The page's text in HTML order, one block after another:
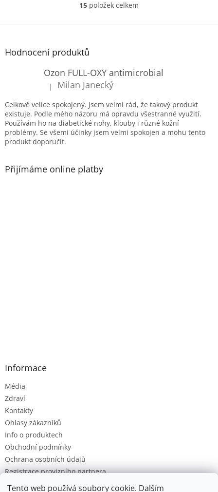
Tento web používá soubory cookie. Dalším
O
l
í
p
r
v
k
y
v
ý
15 položek celkem
Z
Hodnocení produktů
Ozon FULL-OXY antimicrobial
Hodnocení produktu je 5 z 5 hvězdiček.
| Milan Janecký
Celkově velice spokojený. Jsem velmi rád, že takový produkt
existuje. Podle mého názoru má opravdu všestranné využití.
Používám ho na diabetické nohy, klouby i různé kožní
problémy. Se všemi účinky jsem velmi spokojen a mohu tento
produkt doporučit.
Přijímáme online platby
Informace
Média
Zdraví
Kontakty
Ohlasy zákazníků
Info o produktech
Obchodní podmínky
Ochrana osobních údajů
Registrace provizního partnera
Provizní systém